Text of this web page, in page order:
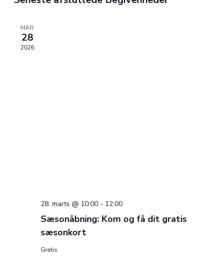
MAR
28
2026
28. marts @ 10:00- 12:00
Sæsonåbning: Kom og få dit gratis
sæsonkort
Gratis